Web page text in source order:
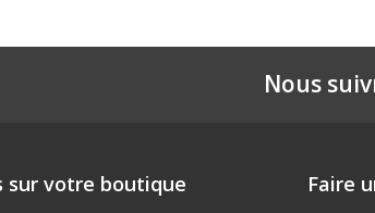
Nous
sur votre boutique Faire